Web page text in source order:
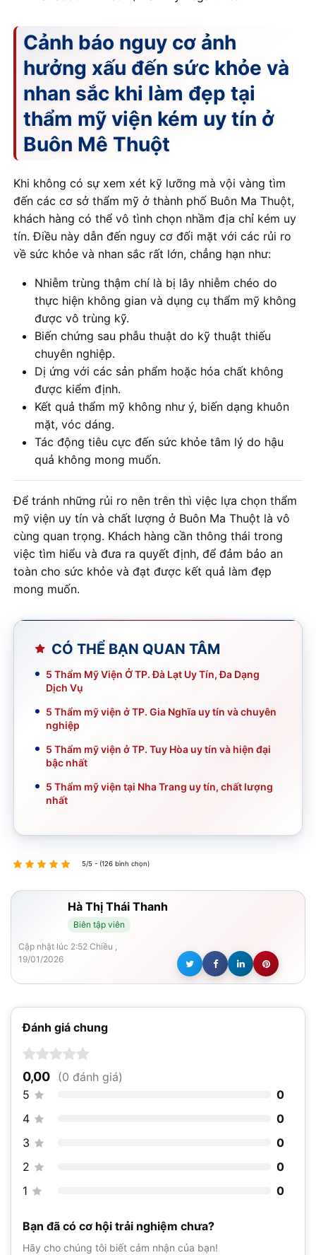
Cảnh báo nguy cơ ảnh
hưởng xấu đến sức khỏe và
nhan sắc khi làm đẹp tại
thẩm mỹ viện kém uy tín ở
Buôn Mê Thuột
Khi không có sự xem xét kỹ lưỡng mà vội vàng tìm
đến các cơ sở thẩm mỹ ở thành phố Buôn Ma Thuột,
khách hàng có thể vô tình chọn nhầm địa chỉ kém uy
tín. Điều này dẫn đến nguy cơ đối mặt với các rủi ro
về sức khỏe và nhan sắc rất lớn, chẳng hạn như:
Nhiễm trùng thậm chí là bị lây nhiễm chéo do
thực hiện không gian và dụng cụ thẩm mỹ không
được vô trùng kỹ.
Biến chứng sau phẫu thuật do kỹ thuật thiếu
chuyên nghiệp.
Dị ứng với các sản phẩm hoặc hóa chất không
được kiểm định.
Kết quả thẩm mỹ không như ý, biến dạng khuôn
mặt, vóc dáng.
Tác động tiêu cực đến sức khỏe tâm lý do hậu
quả không mong muốn.
Để tránh những rủi ro nên trên thì việc lựa chọn thẩm
mỹ viện uy tín và chất lượng ở Buôn Ma Thuột là vô
cùng quan trọng. Khách hàng cần thông thái trong
việc tìm hiểu và đưa ra quyết định, để đảm bảo an
toàn cho sức khỏe và đạt được kết quả làm đẹp
mong muốn.
CÓ THỂ BẠN QUAN TÂM
5 Thẩm Mỹ Viện Ở TP. Đà Lạt Uy Tín, Đa Dạng
Dịch Vụ
5 Thẩm mỹ viện ở TP. Gia Nghĩa uy tín và chuyên
nghiệp
5 Thẩm mỹ viện ở TP. Tuy Hòa uy tín và hiện đại
bậc nhất
5 Thẩm mỹ viện tại Nha Trang uy tín, chất lượng
nhất
5/5 - (126 bình chọn)
Hà Thị Thái Thanh
Biên tập viên
Cập nhật lúc 2:52 Chiều ,
19/01/2026
Đánh giá chung
0,00 (0 đánh giá)
5
0
4
0
3
0
2
0
1
0
Bạn đã có cơ hội trải nghiệm chưa?
Hãy cho chúng tôi biết cảm nhận của bạn!